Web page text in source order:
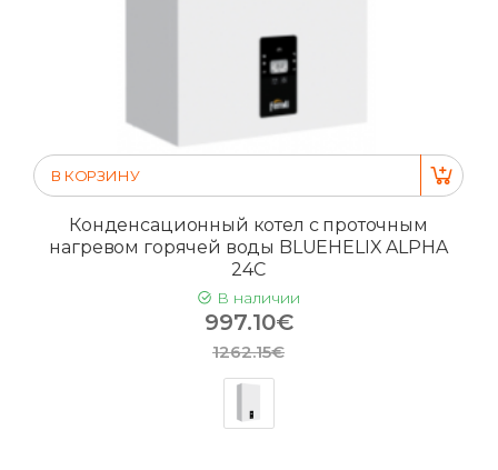
В КОРЗИНУ
Конденсационный котел с проточным
нагревом горячей воды BLUEHELIX ALPHA
24C
В наличии
997.10€
1262.15€